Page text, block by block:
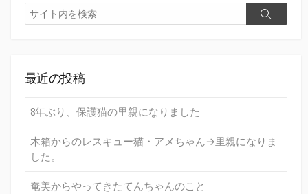
最近の投稿
8年ぶり、保護猫の里親になりました
木箱からのレスキュー猫・アメちゃん→里親になりま
した。
奄美からやってきたてんちゃんのこと